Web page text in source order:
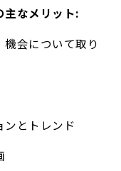
主なメリット:
会について取り
ンとトレンド